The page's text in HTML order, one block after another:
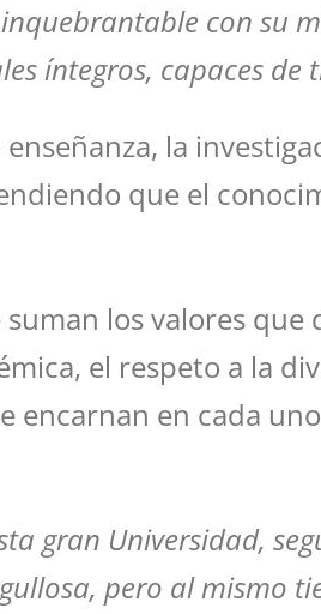
con su
íntegros, capaces
la
que el
suman los valores
el respeto a la
encarnan en cada
gran Universidad,
pero al mismo